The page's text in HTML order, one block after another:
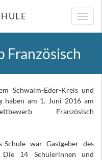
Schwalm-Eder-Kreis und
haben am 1. Juni 2016 am
Französisch
Schule war Gastgeber des
Die 14 Schülerinnen und